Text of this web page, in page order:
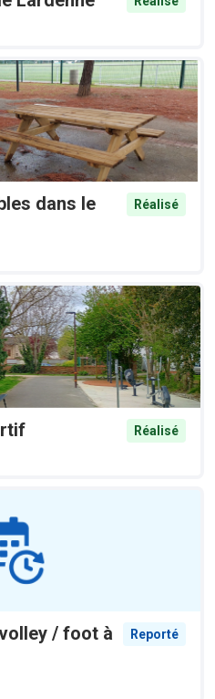
dans le
Réalisé
Réalisé
/ foot à
Reporté